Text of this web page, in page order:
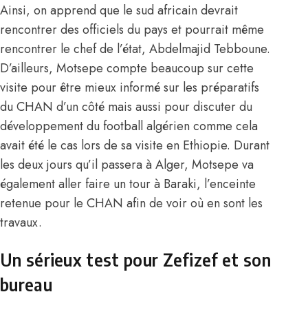
Ainsi, on apprend que le sud africain devrait
rencontrer des officiels du pays et pourrait même
rencontrer le chef de l’état, Abdelmajid Tebboune.
D’ailleurs, Motsepe compte beaucoup sur cette
visite pour être mieux informé sur les préparatifs
du CHAN d’un côté mais aussi pour discuter du
développement du football algérien comme cela
avait été le cas lors de sa visite en Ethiopie. Durant
les deux jours qu’il passera à Alger, Motsepe va
également aller faire un tour à Baraki, l’enceinte
retenue pour le CHAN afin de voir où en sont les
travaux.
Un sérieux test pour Zefizef et son
bureau